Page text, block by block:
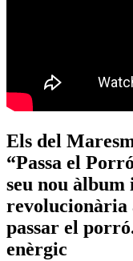
Els del
“Passa el
seu nou àlbum
revolucionària
passar el
enèrgic